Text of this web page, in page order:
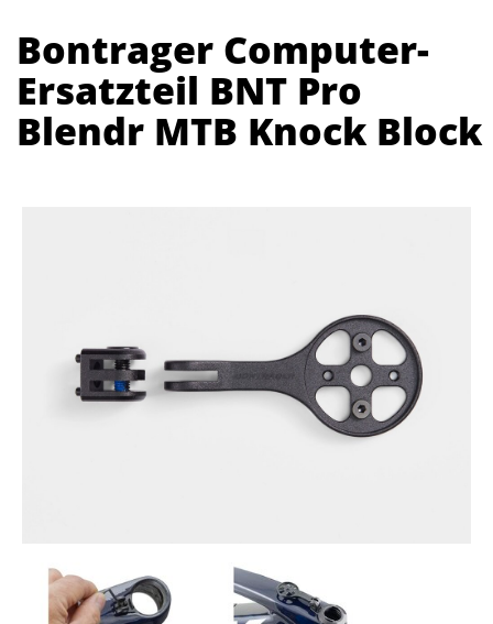
Bontrager Computer-
Ersatzteil BNT Pro
Blendr MTB Knock Block